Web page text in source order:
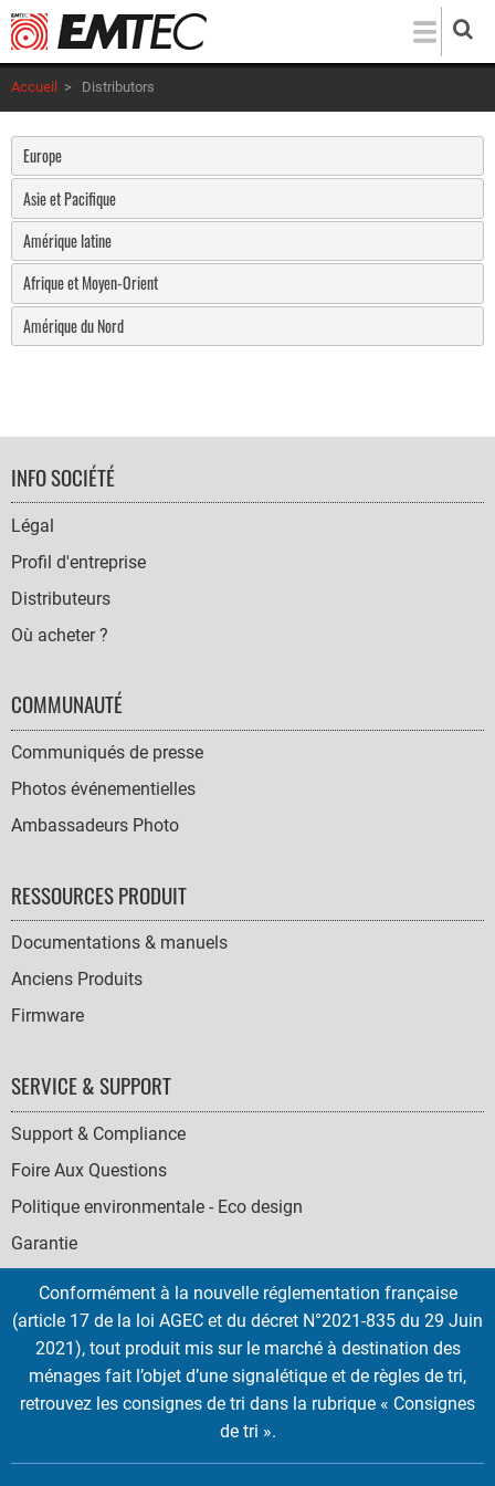
Aller
au
contenu
principal
Accueil > Distributors
Europe
Asie et Pacifique
Amérique latine
Afrique et Moyen-Orient
Amérique du Nord
FOOTER
NAVIGATION
INFO SOCIÉTÉ
Légal
Profil d'entreprise
Distributeurs
Où acheter ?
COMMUNAUTÉ
Communiqués de presse
Photos événementielles
Ambassadeurs Photo
RESSOURCES PRODUIT
Documentations & manuels
Anciens Produits
Firmware
SERVICE & SUPPORT
Support & Compliance
Foire Aux Questions
Politique environmentale - Eco design
Garantie
SOCIAL
ICONS
Deutsch Italian
Conformément à la nouvelle réglementation française
(article 17 de la loi AGEC et du décret N°2021-835 du 29 Juin
2021), tout produit mis sur le marché à destination des
ménages fait l’objet d’une signalétique et de règles de tri,
retrouvez les consignes de tri dans la rubrique « Consignes
de tri ».